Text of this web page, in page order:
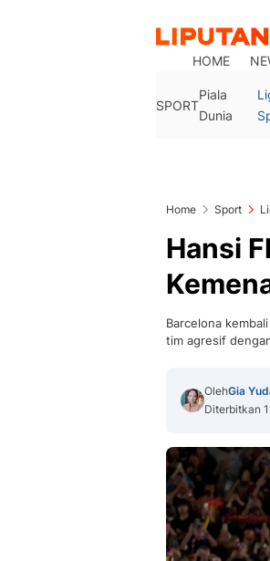
HOME
SPORT
Piala
Dunia
Home Sport
Hansi
Barcelona
tim agresif
OlehGia
Diterbitkan